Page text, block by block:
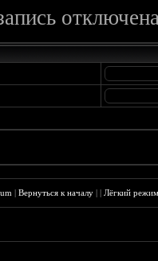
|Вернуться к началу ||Лёгкий